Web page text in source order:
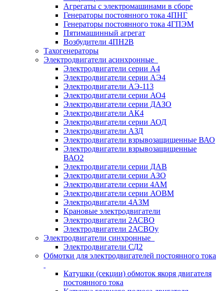
Агрегаты с электромашинами в сборе
Генераторы постоянного тока 4ПНГ
Генераторы постоянного тока 4ГПЭМ
Пятимашинный агрегат
Возбудители 4ПН2В
Тахогенераторы
Электродвигатели асинхронные
Электродвигатели серии А4
Электродвигатели серии АЭ4
Электродвигатели АЭ-113
Электродвигатели серии АО4
Электродвигатели серии ДАЗО
Электродвигатели АК4
Электродвигатели серии АОД
Электродвигатели АЗД
Электродвигатели взрывозащищенные ВАО
Электродвигатели взрывозащищенные
ВАО2
Электродвигатели серии ДАВ
Электродвигатели серии АЗО
Электродвигатели серии 4АМ
Электродвигатели серии АОВМ
Электродвигатели 4АЗМ
Крановые электродвигатели
Электродвигатели 2АСВО
Электродвигатели 2АСВОу
Электродвигатели синхронные
Электродвигатели СД2
Обмотки для электродвигателей постоянного тока
Катушки (секции) обмоток якоря двигателя
постоянного тока